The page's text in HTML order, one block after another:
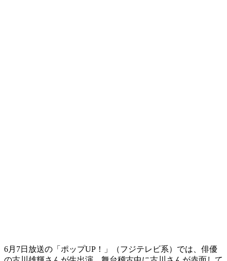
6月7日放送の「ポップUP！」（フジテレビ系）では、俳優